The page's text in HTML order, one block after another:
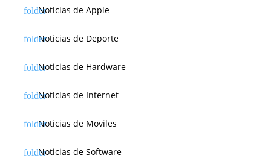
Noticias de Apple
Noticias de Deporte
Noticias de Hardware
Noticias de Internet
Noticias de Moviles
Noticias de Software